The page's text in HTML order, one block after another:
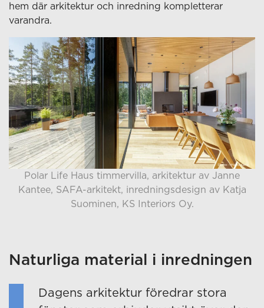
hem där arkitektur och inredning kompletterar
varandra.
Polar Life Haus timmervilla, arkitektur av Janne
Kantee, SAFA-arkitekt, inredningsdesign av Katja
Suominen, KS Interiors Oy.
Naturliga material i inredningen
Dagens arkitektur föredrar stora